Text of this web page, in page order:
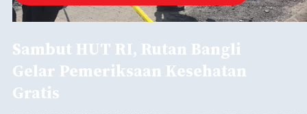
Sambut HUT RI, Rutan Bangli
Gelar Pemeriksaan Kesehatan
Gratis